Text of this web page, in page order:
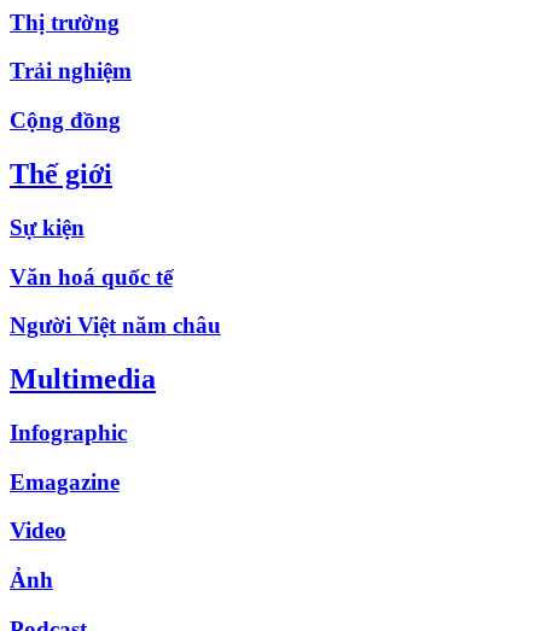
Thị trường
Trải nghiệm
Cộng đồng
Thế giới
Sự kiện
Văn hoá quốc tế
Người Việt năm châu
Multimedia
Infographic
Emagazine
Video
Ảnh